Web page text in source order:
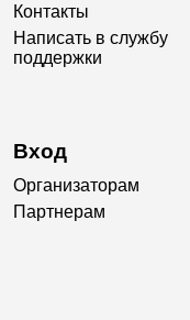
Контакты
Написать в службу
поддержки
Вход
Организаторам
Партнерам